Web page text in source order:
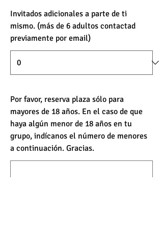
Invitados adicionales a parte de ti
mismo. (más de 6 adultos contactad
previamente por email)
Por favor, reserva plaza sólo para
mayores de 18 años. En el caso de que
haya algún menor de 18 años en tu
grupo, indícanos el número de menores
a continuación. Gracias.